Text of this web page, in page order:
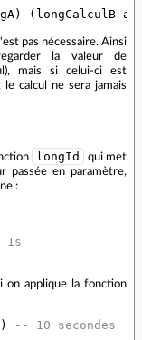
) ( longCalculB
pas nécessaire. Ainsi
la valeur de
mais si celui-ci est
calcul ne sera jamais
longId
qui met
passée en paramètre,
:
1s
on applique la fonction
])
-- 10 secondes